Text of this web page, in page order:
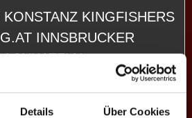
Details Über Cookies
KINGFISHERS
INNSBRUCKER